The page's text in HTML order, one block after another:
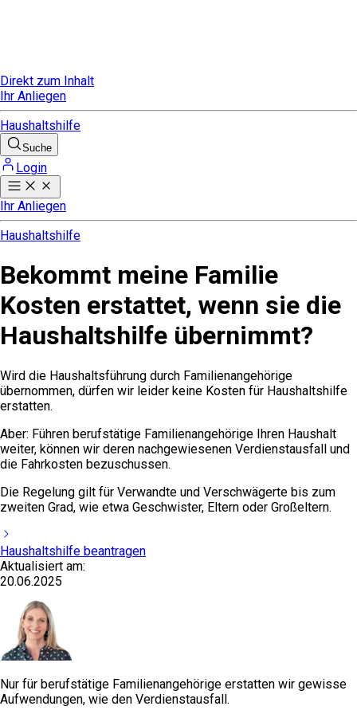
Direkt zum Inhalt
Ihr Anliegen
Haushaltshilfe
Suche
Login
Ihr Anliegen
Haushaltshilfe
Bekommt meine Familie
Kosten erstattet, wenn sie die
Haushaltshilfe übernimmt?
Wird die Haushaltsführung durch Familienangehörige
übernommen, dürfen wir leider keine Kosten für Haushaltshilfe
erstatten.
Aber: Führen berufstätige Familienangehörige Ihren Haushalt
weiter, können wir deren nachgewiesenen Verdienstausfall und
die Fahrkosten bezuschussen.
Die Regelung gilt für Verwandte und Verschwägerte bis zum
zweiten Grad, wie etwa Geschwister, Eltern oder Großeltern.
Haushaltshilfe beantragen
Aktualisiert am:
20.06.2025
Nur für berufstätige Familienangehörige erstatten wir gewisse
Aufwendungen, wie den Verdienstausfall.